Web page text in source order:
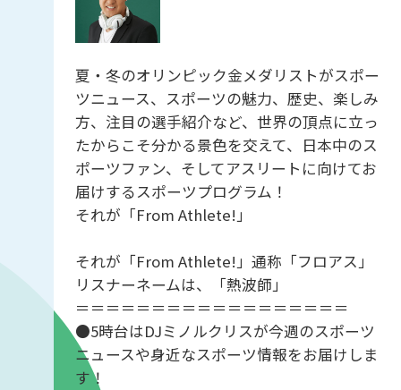
夏・冬のオリンピック金メダリストがスポー
ツニュース、スポーツの魅力、歴史、楽しみ
方、注目の選手紹介など、世界の頂点に立っ
たからこそ分かる景色を交えて、日本中のス
ポーツファン、そしてアスリートに向けてお
届けするスポーツプログラム！
それが「From Athlete!」
それが「From Athlete!」通称「フロアス」
リスナーネームは、「熱波師」
＝＝＝＝＝＝＝＝＝＝＝＝＝＝＝＝＝＝
●5時台はDJミノルクリスが今週のスポーツ
ニュースや身近なスポーツ情報をお届けしま
す！